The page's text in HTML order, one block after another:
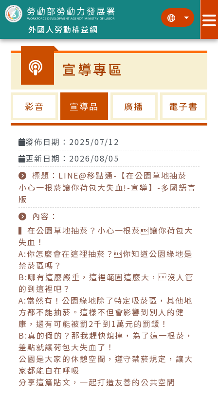
跳到主要內容區塊
外國人勞動權益網
::: :::
宣導專區
影音 宣導品 廣播 電子書
發佈日期：2025/07/12
更新日期：2026/08/05
標題：LINE@移點通-【在公園草地抽菸
小心一根菸讓你荷包大失血!-宣導】-多國語言
版
內容：
▍在公園草地抽菸？小心一根菸讓你荷包大
失血！
A:你怎麼會在這裡抽菸？你知道公園綠地是
禁菸區嗎？
B:哪有這麼嚴重，這裡範圍這麼大，沒人管
的到這裡吧？
A:當然有！公園綠地除了特定吸菸區，其他地
方都不能抽菸。這樣不但會影響到別人的健
康，還有可能被罰2千到1萬元的罰鍰！
B:真的假的？那我趕快熄掉，為了這一根菸，
差點就讓荷包大失血了！
公園是大家的休憩空間，遵守禁菸規定，讓大
家都能自在呼吸
分享這篇貼文，一起打造友善的公共空間